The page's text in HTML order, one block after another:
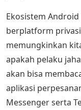
Ekosistem
berplatform
memungkinkan
apakah pelaku
akan bisa
aplikasi
Messenger serta